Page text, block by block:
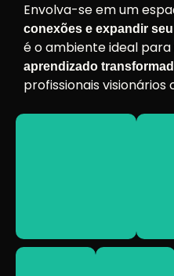
Envolva-se em um
conexões e expandir
é o ambiente ideal para
aprendizado
profissionais visionários